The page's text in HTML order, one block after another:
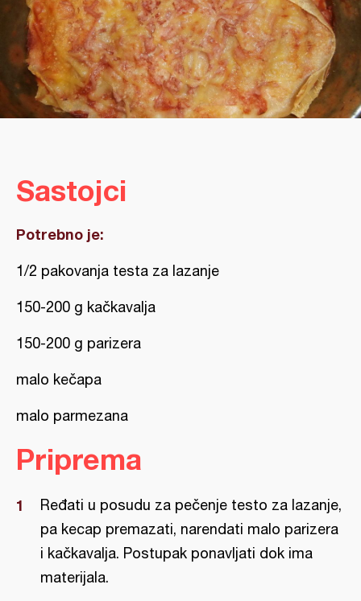
Sastojci
Potrebno je:
1/2 pakovanja testa za lazanje
150-200 g kačkavalja
150-200 g parizera
malo kečapa
malo parmezana
Priprema
Ređati u posudu za pečenje testo za lazanje,
pa kecap premazati, narendati malo parizera
i kačkavalja. Postupak ponavljati dok ima
materijala.